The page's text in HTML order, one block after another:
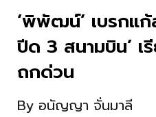
‘พิพัฒน์’ เบรกแ
ปีด 3 สนามบิน’ เ
ถกด่วน
By อนัญญา จั่นมาลี